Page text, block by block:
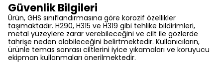
Güvenlik Bilgileri
Ürün, GHS sınıflandırmasına göre korozif özellikler
taşımaktadır. H290, H315 ve H319 gibi tehlike bildirimleri,
metal yüzeylere zarar verebileceğini ve cilt ile gözlerde
tahrişe neden olabileceğini belirtmektedir. Kullanıcıların,
ürünle temas sonrası ciltlerini iyice yıkamaları ve koruyucu
ekipman kullanmaları önerilmektedir.